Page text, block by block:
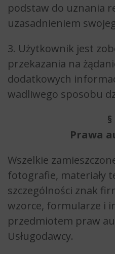
podstaw do uznania
uzasadnieniem
3. Użytkownik jest
przekazania na
dodatkowych
wadliwego sposobu
Prawa
Wszelkie
fotografie, materiały
szczególności znak
wzorce, formularze i
przedmiotem praw
Usługodawcy.